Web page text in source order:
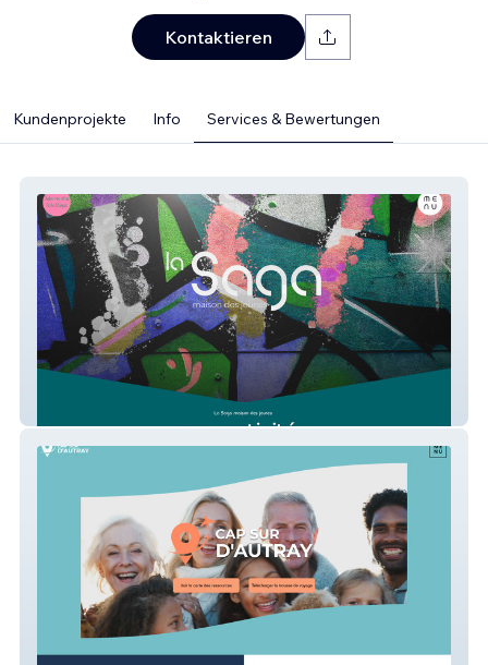
Kontaktieren
Kundenprojekte Info Services & Bewertungen